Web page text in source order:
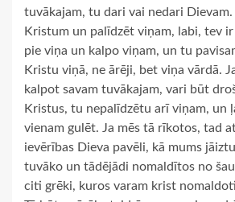
tuvākajam, tu dari vai nedari
Kristum un palīdzēt viņam, labi, tev ir
pie viņa un kalpo viņam, un tu
Kristu viņā, ne ārēji, bet viņa vārdā.
kalpot savam tuvākajam, vari būt
Kristus, tu nepalīdzētu arī viņam, un
vienam gulēt. Ja mēs tā rīkotos, tad
ievērības Dieva pavēli, kā mums
tuvāko un tādējādi nomaldītos no
citi grēki, kuros varam krist